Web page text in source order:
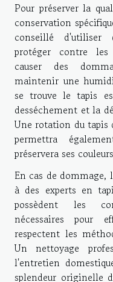
Pour préserver la
conservation
conseillé d'utiliser
protéger contre les
causer des
maintenir une
se trouve le tapis
desséchement et la
Une rotation du tapis
permettra
préservera ses
En cas de
à des experts en
possèdent les
nécessaires pour
respectent les
Un nettoyage
l'entretien
splendeur originelle